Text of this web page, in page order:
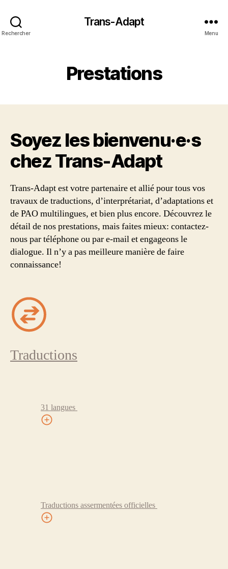
Rechercher
Trans-Adapt
Menu
Prestations
Soyez les bienvenu·e·s
chez Trans‑Adapt
Trans-Adapt est votre partenaire et allié pour tous vos
travaux de traductions, d’interprétariat, d’adaptations et
de PAO multilingues, et bien plus encore. Découvrez le
détail de nos prestations, mais faites mieux: contactez-
nous par téléphone ou par e-mail et engageons le
dialogue. Il n’y a pas meilleure manière de faire
connaissance!
Traductions
31 langues
Traductions assermentées officielles